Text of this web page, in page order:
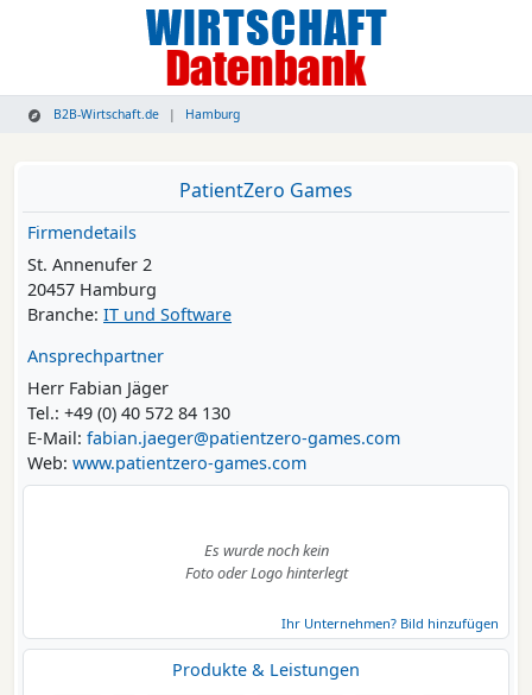
B2B-Wirtschaft.de Hamburg
PatientZero Games
Firmendetails
St. Annenufer 2
20457 Hamburg
Branche: IT und Software
Ansprechpartner
Herr Fabian Jäger
Tel.: +49 (0) 40 572 84 130
E-Mail: fabian.jaeger@patientzero-games.com
Web: www.patientzero-games.com
Es wurde noch kein
Foto oder Logo hinterlegt
Ihr Unternehmen? Bild hinzufügen
Produkte & Leistungen